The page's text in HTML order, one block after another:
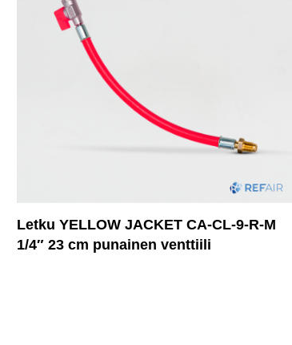
Letku YELLOW JACKET CA-CL-9-R-M
1/4″ 23 cm punainen venttiili